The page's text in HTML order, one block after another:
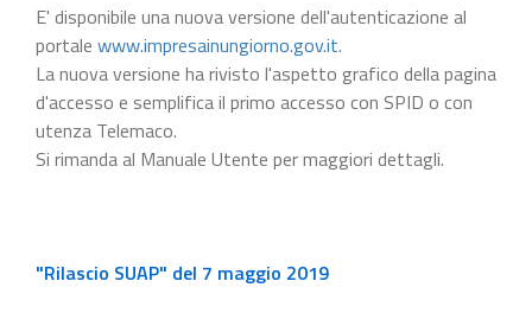
E' disponibile una nuova versione dell'autenticazione al
portale www.impresainungiorno.gov.it.
La nuova versione ha rivisto l'aspetto grafico della pagina
d'accesso e semplifica il primo accesso con SPID o con
utenza Telemaco.
Si rimanda al Manuale Utente per maggiori dettagli.
"Rilascio SUAP" del 7 maggio 2019